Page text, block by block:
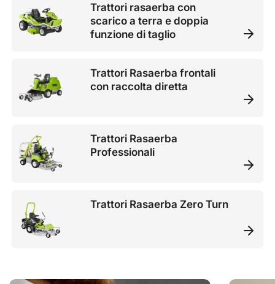
Trattori rasaerba con
scarico a terra e doppia
funzione di taglio
Trattori Rasaerba frontali
con raccolta diretta
Trattori Rasaerba
Professionali
Trattori Rasaerba Zero Turn